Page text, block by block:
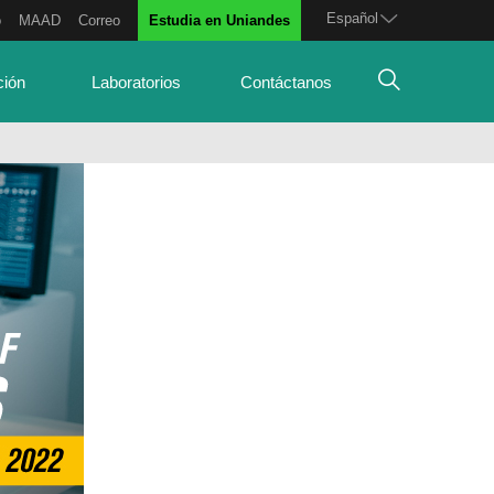
Español
MAAD Correo Estudia en Uniandes
Laboratorios Contáctanos